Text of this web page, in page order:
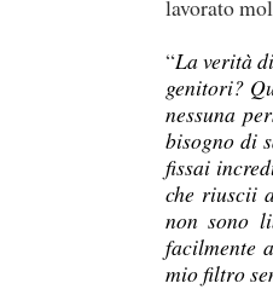
lavorato
“La verità
genitori?
nessuna
bisogno di
fissai
che riuscii
non sono
facilmente
mio filtro